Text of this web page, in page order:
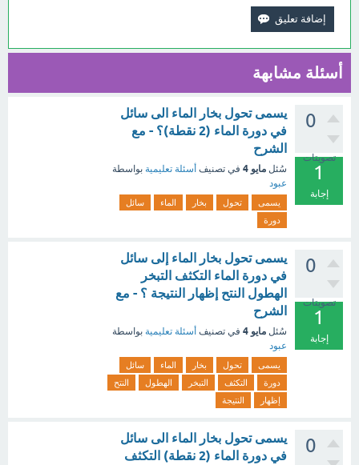
أسئلة مشابهة
0
تصويتات
1
إجابة
يسمى تحول بخار الماء الى سائل
في دورة الماء (2 نقطة)؟ - مع
الشرح
سُئل مايو 4 في تصنيف أسئلة تعليمية بواسطة
عبود
يسمى تحول بخار الماء
سائل
دورة
0
تصويتات
1
إجابة
يسمى تحول بخار الماء إلى سائل
في دورة الماء التكثف التبخر
الهطول النتح إظهار النتيجة ؟ - مع
الشرح
سُئل مايو 4 في تصنيف أسئلة تعليمية بواسطة
عبود
يسمى تحول بخار الماء
سائل
دورة
التكثف التبخر الهطول
النتح
إظهار
النتيجة
0
يسمى تحول بخار الماء الى سائل
في دورة الماء (2 نقطة) التكثف